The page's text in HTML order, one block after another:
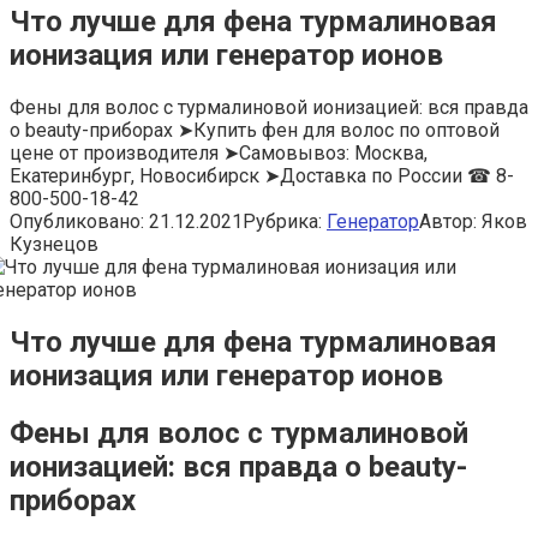
Что лучше для фена турмалиновая
ионизация или генератор ионов
Фены для волос с турмалиновой ионизацией: вся правда
о beauty-приборах ➤Купить фен для волос по оптовой
цене от производителя ➤Самовывоз: Москва,
Екатеринбург, Новосибирск ➤Доставка по России ☎ 8-
800-500-18-42
Опубликовано: 21.12.2021Рубрика: ГенераторАвтор: Яков
Кузнецов
Что лучше для фена турмалиновая
ионизация или генератор ионов
Фены для волос с турмалиновой
ионизацией: вся правда о beauty-
приборах